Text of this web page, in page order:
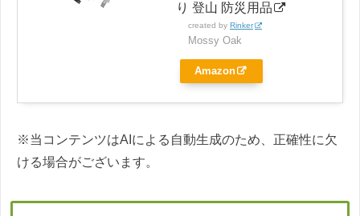
り 登山 防災用品
created by Rinker
Mossy Oak
Amazon
※当コンテンツはAIによる自動生成のため、正確性に欠
ける場合がございます。